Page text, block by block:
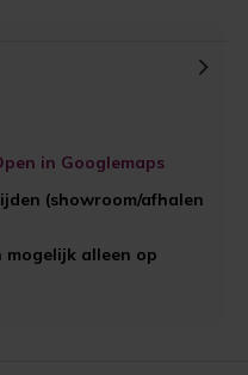
in Googlemaps
(showroom/afhalen
mogelijk alleen op